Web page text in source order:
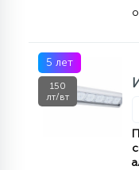
5 лет
150
лт/вт